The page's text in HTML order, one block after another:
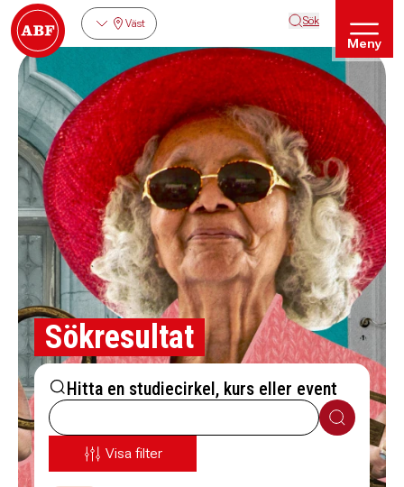
Väst Sök
Meny
Sökresultat
Hitta en studiecirkel, kurs eller event
Sök
Visa filter